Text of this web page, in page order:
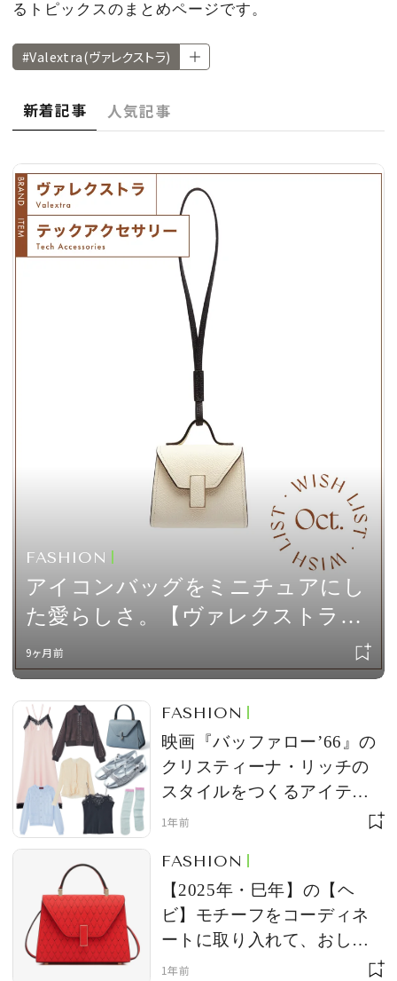
WEDDING
FORTUNE
SDGs
Log in or Sign up
SPUR読者のためのメンバーシッププログラム
「The SPUR Club」。 便利な機能と特典を無料で楽し
FOLLOW US
MAGAZINE
SPUR 2026 JULY
2026年9月号
2026-07-23発売
るトピックスのまとめページです。
#Valextra(ヴァレクストラ)
新着記事 人気記事
FASHION
アイコンバッグをミニチュアにし
た愛らしさ。【ヴァレクストラ】
のテックアクセサリー vol.67
9ヶ月前
FASHION
映画『バッファロー’66』の
クリスティーナ・リッチの
スタイルをつくるアイテム
８選
1年前
FASHION
【2025年・巳年】の【ヘ
ビ】モチーフをコーディネ
ートに取り入れて、おしゃ
れに開運！
1年前